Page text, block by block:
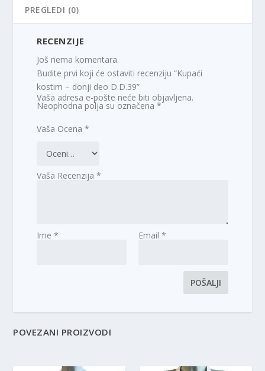
PREGLEDI (0)
RECENZIJE
Još nema komentara.
Budite prvi koji će ostaviti recenziju “Kupaći
kostim – donji deo D.D.39”
Vaša adresa e-pošte neće biti objavljena.
Neophodna polja su označena*
Vaša Ocena*
Vaša Recenzija*
Ime* Email *
POVEZANI PROIZVODI